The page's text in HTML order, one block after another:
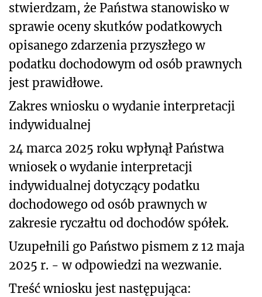
stwierdzam, że Państwa stanowisko w
sprawie oceny skutków podatkowych
opisanego zdarzenia przyszłego w
podatku dochodowym od osób prawnych
jest prawidłowe.
Zakres wniosku o wydanie interpretacji
indywidualnej
24 marca 2025 roku wpłynął Państwa
wniosek o wydanie interpretacji
indywidualnej dotyczący podatku
dochodowego od osób prawnych w
zakresie ryczałtu od dochodów spółek.
Uzupełnili go Państwo pismem z 12 maja
2025 r. - w odpowiedzi na wezwanie.
Treść wniosku jest następująca: